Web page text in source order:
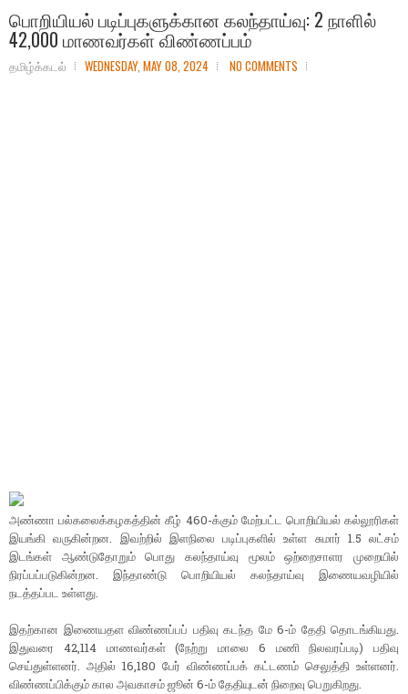
பொறியியல் படிப்புகளுக்கான கலந்தாய்வு: 2 நாளில்
42,000 மாணவர்கள் விண்ணப்பம்
தமிழ்க்கடல் WEDNESDAY, MAY 08, 2024 NO COMMENTS
அண்ணா பல்கலைக்கழகத்தின் கீழ் 460-க்கும் மேற்பட்ட பொறியியல் கல்லூரிகள்
இயங்கி வருகின்றன. இவற்றில் இளநிலை படிப்புகளில் உள்ள சுமார் 1.5 லட்சம்
இடங்கள் ஆண்டுதோறும் பொது கலந்தாய்வு மூலம் ஒற்றைசாளர முறையில்
நிரப்பப்படுகின்றன. இந்தாண்டு பொறியியல் கலந்தாய்வு இணையவழியில்
நடத்தப்பட உள்ளது.
இதற்கான இணையதள விண்ணப்பப் பதிவு கடந்த மே 6-ம் தேதி தொடங்கியது.
இதுவரை 42,114 மாணவர்கள் (நேற்று மாலை 6 மணி நிலவரப்படி) பதிவு
செய்துள்ளனர். அதில் 16,180 பேர் விண்ணப்பக் கட்டணம் செலுத்தி உள்ளனர்.
விண்ணப்பிக்கும் கால அவகாசம் ஜூன் 6-ம் தேதியுடன் நிறைவு பெறுகிறது.